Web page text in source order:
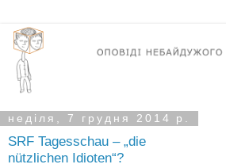
неділя, 7 грудня 2014 р.
SRF Tagesschau – „die
nützlichen Idioten“?